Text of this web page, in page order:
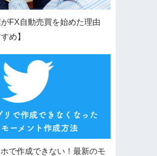
がFX自動売買を始めた理由
め】
ホで作成できない！最新のモ